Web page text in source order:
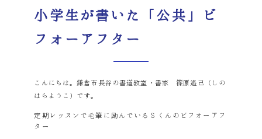
小学生が書いた「公共」ビ
フォーアフター
こんにちは。鎌倉市長谷の書道教室・書家 篠原遙己（しの
はらようこ）です。
定期レッスンで毛筆に励んでいるＳくんのビフォーアフ
ター